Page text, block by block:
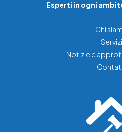
Esperti in ogni
Chi
Servizi
Notizie e